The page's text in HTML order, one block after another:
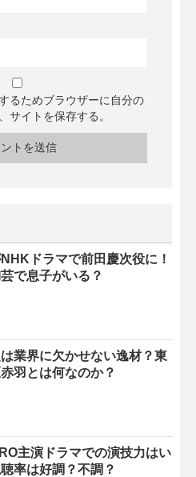
るためブラウザーに自分の
サイトを保存する。
ドラマで前田慶次役に！
で息子がいる？
業界に欠かせない逸材？東
羽とは何なのか？
主演ドラマでの演技力はい
率は好調？不調？